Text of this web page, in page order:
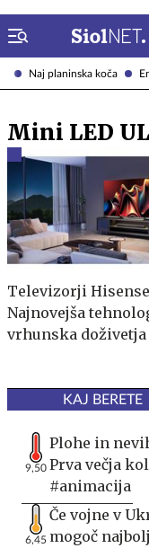
Naj planinska koča
Mini LED
Televizorji
Najnovejša
vrhunska doživetja
KAJ BERETE
9,50
Plohe in
Prva večja
#animacija
6,45
Če vojne v
mogoč